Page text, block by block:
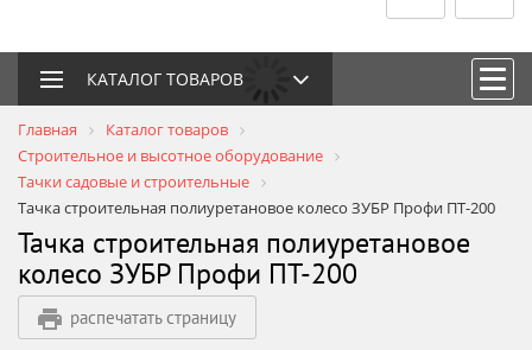
КАТАЛОГ ТОВАРОВ
Главная
Каталог товаров
Строительное и высотное оборудование
Тачки садовые и строительные
Тачка строительная полиуретановое колесо ЗУБР Профи ПТ-200
Тачка строительная полиуретановое
колесо ЗУБР Профи ПТ-200
распечатать страницу